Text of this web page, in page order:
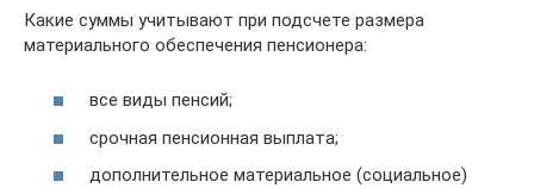
Какие суммы учитывают при подсчете размера
материального обеспечения пенсионера:
все виды пенсий;
срочная пенсионная выплата;
дополнительное материальное (социальное)